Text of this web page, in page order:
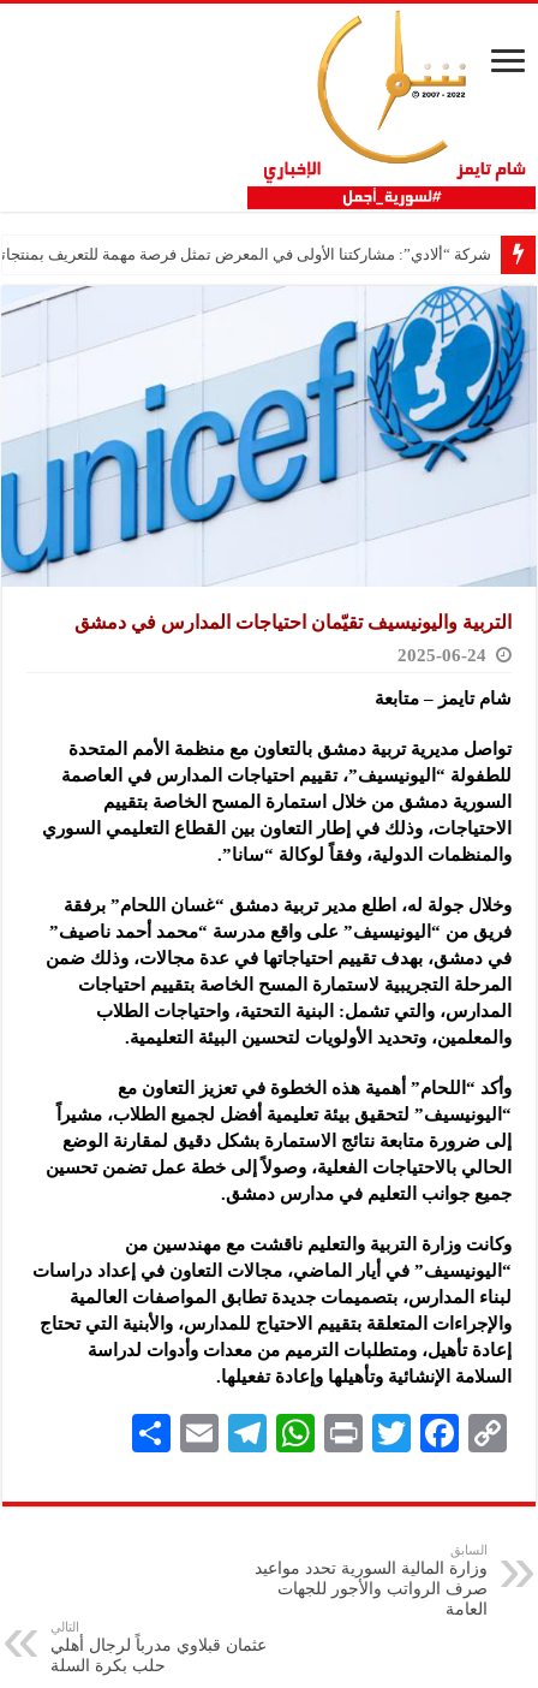
شركة “ألادي”: مشاركتنا الأولى في المعرض تمثل فرصة مهمة للتعريف
التربية واليونيسيف تقيّمان احتياجات المدارس في دمشق
2025-06-24
شام تايمز – متابعة
تواصل مديرية تربية دمشق بالتعاون مع منظمة الأمم المتحدة
للطفولة “اليونيسيف”، تقييم احتياجات المدارس في العاصمة
السورية دمشق من خلال استمارة المسح الخاصة بتقييم
الاحتياجات، وذلك في إطار التعاون بين القطاع التعليمي السوري
والمنظمات الدولية، وفقاً لوكالة “سانا”.
وخلال جولة له، اطلع مدير تربية دمشق “غسان اللحام” برفقة
فريق من “اليونيسيف” على واقع مدرسة “محمد أحمد ناصيف”
في دمشق، بهدف تقييم احتياجاتها في عدة مجالات، وذلك ضمن
المرحلة التجريبية لاستمارة المسح الخاصة بتقييم احتياجات
المدارس، والتي تشمل: البنية التحتية، واحتياجات الطلاب
والمعلمين، وتحديد الأولويات لتحسين البيئة التعليمية.
وأكد “اللحام” أهمية هذه الخطوة في تعزيز التعاون مع
“اليونيسيف” لتحقيق بيئة تعليمية أفضل لجميع الطلاب، مشيراً
إلى ضرورة متابعة نتائج الاستمارة بشكل دقيق لمقارنة الوضع
الحالي بالاحتياجات الفعلية، وصولاً إلى خطة عمل تضمن تحسين
جميع جوانب التعليم في مدارس دمشق.
وكانت وزارة التربية والتعليم ناقشت مع مهندسين من
“اليونيسيف” في أيار الماضي، مجالات التعاون في إعداد دراسات
‏لبناء المدارس، بتصميمات جديدة تطابق المواصفات العالمية
والإجراءات المتعلقة ‏بتقييم الاحتياج للمدارس، والأبنية التي تحتاج
إعادة تأهيل، ومتطلبات الترميم ‏من معدات وأدوات لدراسة
السلامة الإنشائية وتأهيلها وإعادة تفعيلها.‏
C
p
y
Li
n
F
eb
k
T
tt
P
nt
W
at
A
p
Te
gr
E
ai
ar
السابق
وزارة المالية السورية تحدد مواعيد
صرف الرواتب والأجور للجهات
العامة
التالي
عثمان قبلاوي مدرباً لرجال أهلي
حلب بكرة السلة